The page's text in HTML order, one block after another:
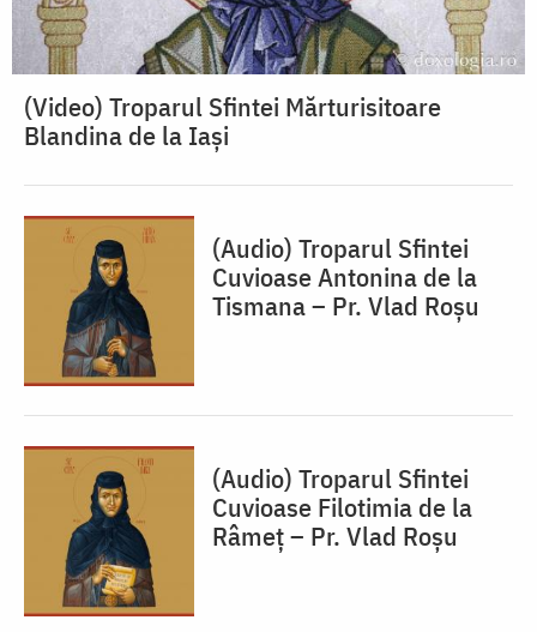
(Video) Troparul Sfintei Mărturisitoare
Blandina de la Iași
(Audio) Troparul Sfintei
Cuvioase Antonina de la
Tismana – Pr. Vlad Roșu
(Audio) Troparul Sfintei
Cuvioase Filotimia de la
Râmeț – Pr. Vlad Roșu